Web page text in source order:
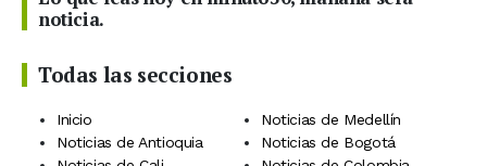
noticia.
Todas las secciones
Inicio
Noticias de Medellín
Noticias de Antioquia
Noticias de Bogotá